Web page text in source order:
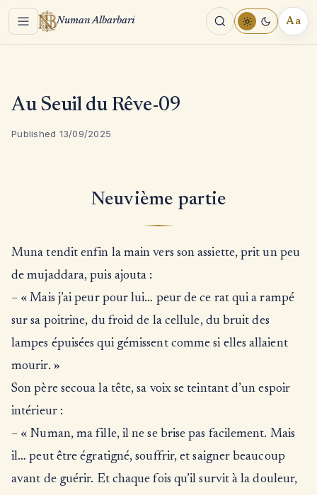
Menu Numan Albarbari Aa
Au Seuil du Rêve-09
Published 13/09/2025
Neuvième partie
Muna tendit enfin la main vers son assiette, prit un peu
de mujaddara, puis ajouta :
– « Mais j’ai peur pour lui… peur de ce rat qui a rampé
sur sa poitrine, du froid de la cellule, du bruit des
lampes épuisées qui gémissent comme si elles allaient
mourir. »
Son père secoua la tête, sa voix se teintant d’un espoir
intérieur :
– « Numan, ma fille, il ne se brise pas facilement. Mais
il… peut être égratigné, souffrir, et saigner beaucoup
avant de guérir. Et chaque fois qu’il survit à la douleur,